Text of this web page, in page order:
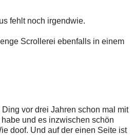
fehlt noch irgendwie.
Scrollerei ebenfalls in einem
vor drei Jahren schon mal mit
und es inzwischen schön
doof. Und auf der einen Seite ist